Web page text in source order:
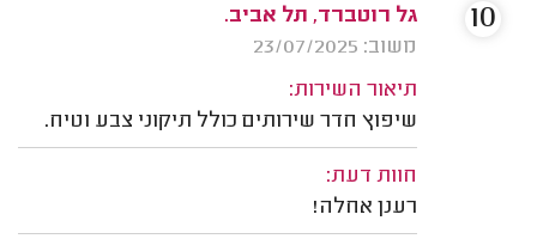
גל רוטברד, תל אביב.
משוב: 23/07/2025
תיאור השירות:
שיפוץ חדר שירותים כולל תיקוני צבע וטיח.
חוות דעת:
רענן אחלה!
10